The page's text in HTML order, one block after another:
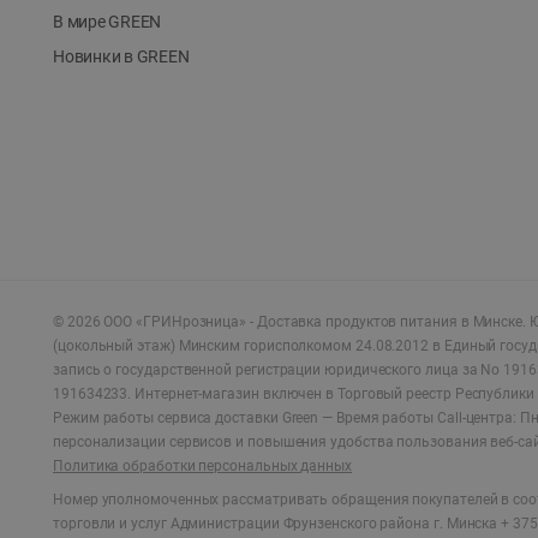
В мире GREEN
Новинки в GREEN
© 2026 ООО «ГРИНрозница» - Доставка продуктов питания в Минске.
(цокольный этаж) Минским горисполкомом 24.08.2012 в Единый
запись о государственной регистрации юридического лица за No
191634233. Интернет-магазин включен в Торговый реестр
Режим работы сервиса доставки Green — Время работы Call-центра:
персонализации сервисов и повышения удобства пользования веб-
Политика обработки персональных данных
Номер уполномоченных рассматривать обращения покупателей в
торговли и услуг Администрации Фрунзенского района г. Минска +